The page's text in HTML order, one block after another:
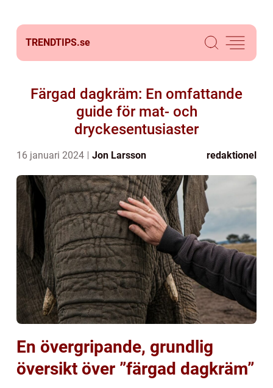
TRENDTIPS.se
Färgad dagkräm: En omfattande
guide för mat- och
dryckesentusiaster
16 januari 2024 Jon Larsson redaktionel
En övergripande, grundlig
översikt över ”färgad dagkräm”